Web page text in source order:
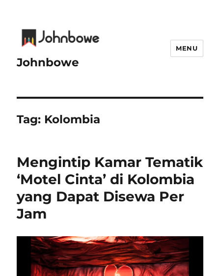
Johnbowe
MENU
Tag: Kolombia
Mengintip Kamar Tematik
‘Motel Cinta’ di Kolombia
yang Dapat Disewa Per
Jam